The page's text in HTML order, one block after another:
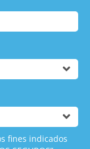
fines indicados